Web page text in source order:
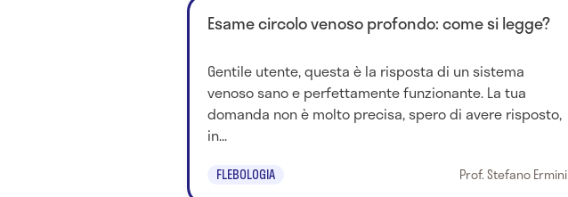
Esame circolo venoso profondo: come si legge?
Gentile utente, questa è la risposta di un sistema
venoso sano e perfettamente funzionante. La tua
domanda non è molto precisa, spero di avere risposto,
in...
FLEBOLOGIA Prof. Stefano Ermini